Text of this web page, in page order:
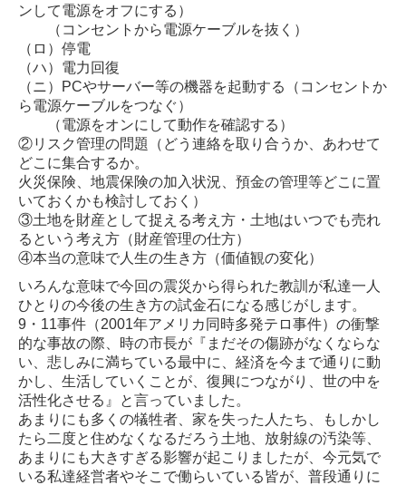
ンして電源をオフにする）
（コンセントから電源ケーブルを抜く）
（ロ）停電
（ハ）電力回復
（ニ）PCやサーバー等の機器を起動する（コンセントか
ら電源ケーブルをつなぐ）
（電源をオンにして動作を確認する）
②リスク管理の問題（どう連絡を取り合うか、あわせて
どこに集合するか。
火災保険、地震保険の加入状況、預金の管理等どこに置
いておくかも検討しておく）
③土地を財産として捉える考え方・土地はいつでも売れ
るという考え方（財産管理の仕方）
④本当の意味で人生の生き方（価値観の変化）
いろんな意味で今回の震災から得られた教訓が私達一人
ひとりの今後の生き方の試金石になる感じがします。
9・11事件（2001年アメリカ同時多発テロ事件）の衝撃
的な事故の際、時の市長が『まだその傷跡がなくならな
い、悲しみに満ちている最中に、経済を今まで通りに動
かし、生活していくことが、復興につながり、世の中を
活性化させる』と言っていました。
あまりにも多くの犠牲者、家を失った人たち、もしかし
たら二度と住めなくなるだろう土地、放射線の汚染等、
あまりにも大きすぎる影響が起こりましたが、今元気で
いる私達経営者やそこで働らいている皆が、普段通りに